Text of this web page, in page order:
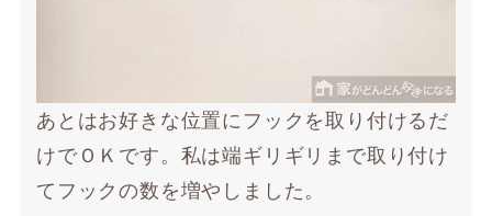
あとはお好きな位置にフックを取り付けるだ
けでＯＫです。私は端ギリギリまで取り付け
てフックの数を増やしました。